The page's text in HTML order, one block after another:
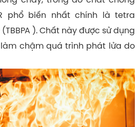
phổ biến nhất chính là tetra
). Chất này được sử dụng
chậm quá trình phát lửa do